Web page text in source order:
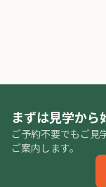
まずは見学から
ご予約不要でもご見
ご案内します。